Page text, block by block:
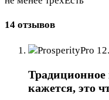
14 отзывов
ProsperityPro
Традиционное
кажется, это